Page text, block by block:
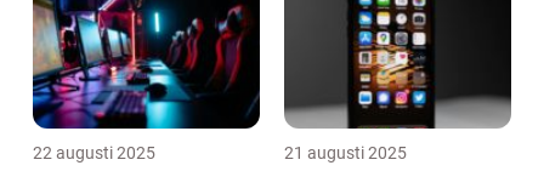
22 augusti 2025 21 augusti 2025